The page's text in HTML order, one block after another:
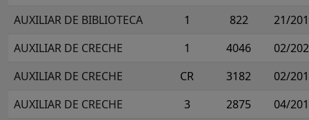
AUXILIAR DE BIBLIOTECA 1 822
21/
AUXILIAR DE CRECHE
1 4046
02/
AUXILIAR DE CRECHE
CR 3182
02/
AUXILIAR DE CRECHE
3 2875
04/